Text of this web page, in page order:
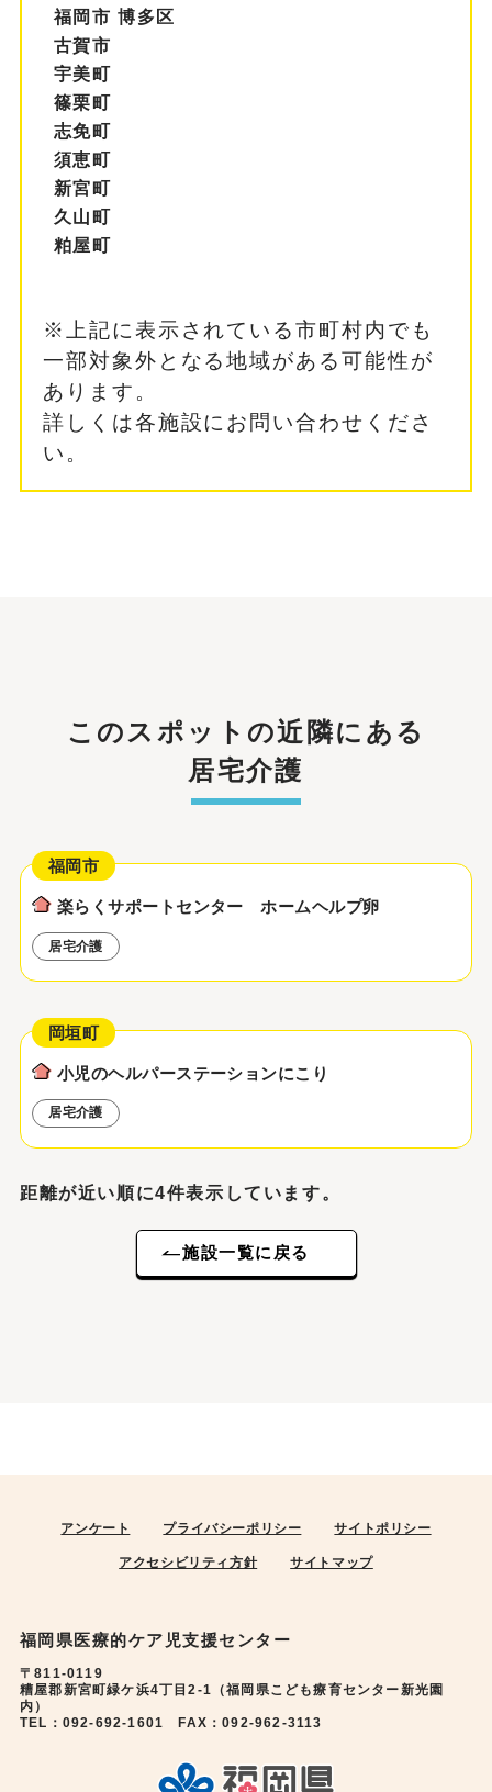
福岡市 博多区
古賀市
宇美町
篠栗町
志免町
須恵町
新宮町
久山町
粕屋町
※上記に表示されている市町村内でも
一部対象外となる地域がある可能性が
あります。
詳しくは各施設にお問い合わせくださ
い。
このスポットの近隣にある
居宅介護
楽らくサポートセンター ホームヘルプ卵
福岡市
居宅介護
小児のヘルパーステーションにこり
岡垣町
居宅介護
距離が近い順に4件表示しています。
施設一覧に戻る
アンケート プライバシーポリシー サイトポリシー
アクセシビリティ方針 サイトマップ
福岡県医療的ケア児支援センター
〒811-0119
糟屋郡新宮町緑ケ浜4丁目2-1（福岡県こども療育センター新光園
内）
TEL：092-692-1601 FAX：092-962-3113